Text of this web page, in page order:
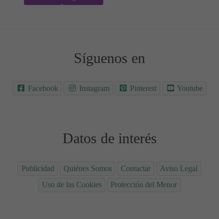
Síguenos en
Facebook Instagram Pinterest Youtube
Datos de interés
Publicidad Quiénes Somos Contactar
Aviso Legal
Uso de las Cookies
Protección del Menor